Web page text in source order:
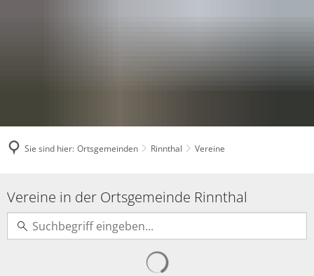
Sie sind hier: Ortsgemeinden Rinnthal Vereine
Vereine
Vereine in der Ortsgemeinde Rinnthal